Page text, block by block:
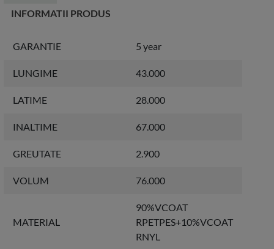
INFORMATII PRODUS
GARANTIE 5 year
LUNGIME 43.000
LATIME 28.000
INALTIME 67.000
GREUTATE 2.900
VOLUM 76.000
MATERIAL
90%VCOAT
RPETPES+10%VCOAT
RNYL